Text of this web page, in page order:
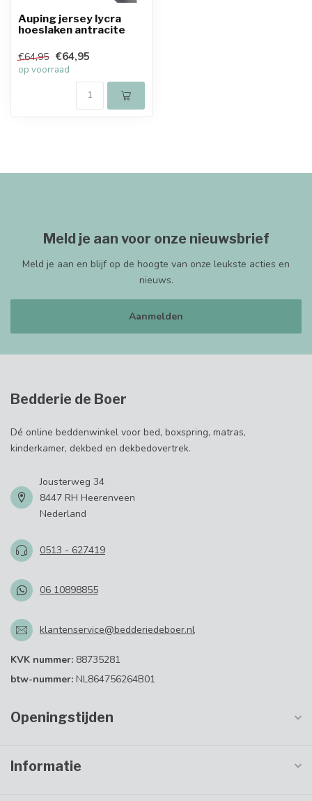
Auping jersey lycra
hoeslaken antracite
€64,95 €64,95
op voorraad
Meld je aan voor onze nieuwsbrief
Meld je aan en blijf op de hoogte van onze leukste acties en
nieuws.
Aanmelden
Bedderie de Boer
Dé online beddenwinkel voor bed, boxspring, matras,
kinderkamer, dekbed en dekbedovertrek.
Jousterweg 34
8447 RH Heerenveen
Nederland
0513 - 627419
06 10898855
klantenservice@bedderiedeboer.nl
KVK nummer: 88735281
btw-nummer: NL864756264B01
Openingstijden
Informatie